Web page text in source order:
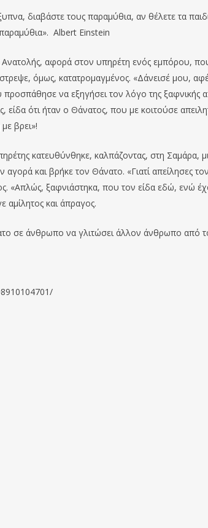
διαβάστε τους παραμύθια, αν θέλετε τα
Albert Einstein
αφορά στον υπηρέτη ενός εμπόρου,
όμως, κατατρομαγμένος. «Δάνεισέ μου,
προσπάθησε να εξηγήσει τον λόγο της
είδα ότι ήταν ο Θάνατος, που με κοιτούσε
βρει»!
κατευθύνθηκε, καλπάζοντας, στη Σαμάρα,
αγορά και βρήκε τον Θάνατο. «Γιατί απείλησες
«Απλώς, ξαφνιάστηκα, που τον είδα εδώ, ενώ
και άπραγος.
σε άνθρωπο να γλιτώσει άλλον άνθρωπο από